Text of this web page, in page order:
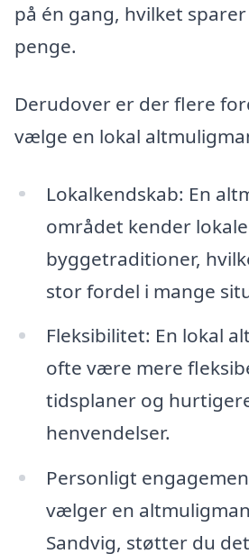
på én gang, hvilket
penge.
Derudover er der flere
vælge en lokal
Lokalkendskab: En
området kender
byggetraditioner,
stor fordel i mange
Fleksibilitet: En lokal
ofte være mere
tidsplaner og
henvendelser.
Personligt
vælger en
Sandvig, støtter du